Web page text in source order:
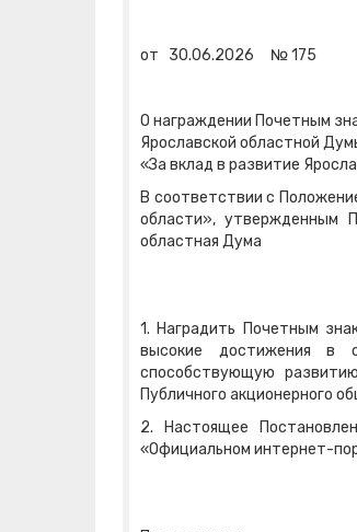
от 30.06.2026 №175
О награждении Почетным
Ярославской областной
«За вклад в развитие
В соответствии с
области», утвержденным
областная Дума
1. Наградить Почетным
высокие достижения в
способствующую
Публичного акционерного
2. Настоящее
«Официальном интернет-